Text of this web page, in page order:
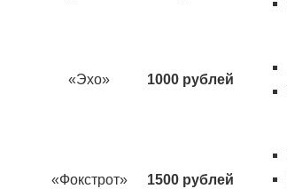
«Эхо» 1000 рублей
«Фокстрот» 1500 рублей